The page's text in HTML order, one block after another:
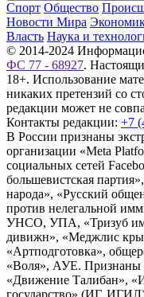
Спорт Общество
Новости Мира
Власть Наука и
© 2014-2024
ФС 77 - 68927.
18+. Использование
никаких претензий со
редакции может не
Контакты редакции: +7
В России признаны
организации «Meta
социальных сетей
большевистская
народа», «Русский
против нелегальной
УНСО, УПА, «Тризуб
дивижн», «Меджлис
«Артподготовка»,
«Воля», АУЕ. Признаны
«Движение Талибан»,